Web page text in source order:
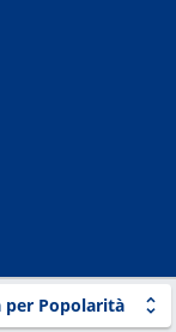
per Popolarità